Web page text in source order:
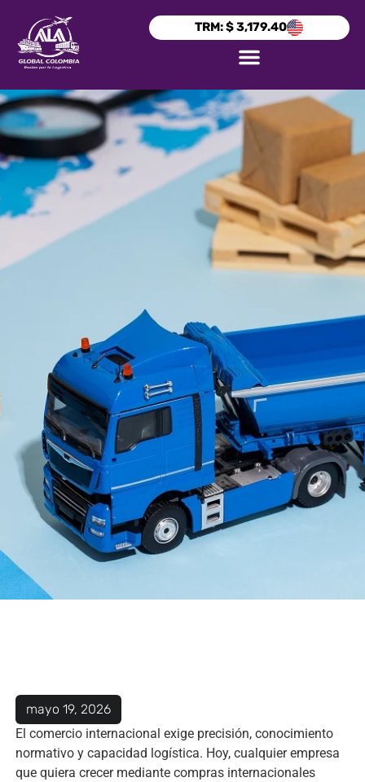
TRM: $ 3,179.40
mayo 19, 2026
El comercio internacional exige precisión, conocimiento
normativo y capacidad logística. Hoy, cualquier empresa
que quiera crecer mediante compras internacionales